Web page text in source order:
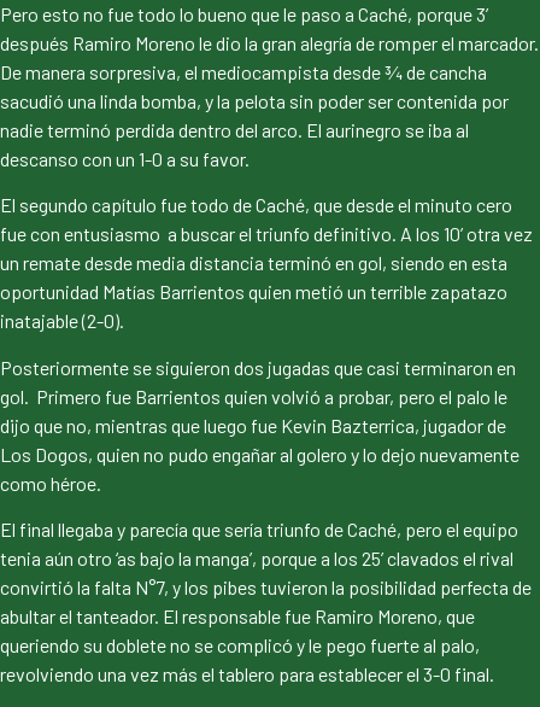
Pero esto no fue todo lo bueno que le paso a Caché, porque 3’
después Ramiro Moreno le dio la gran alegría de romper el marcador.
De manera sorpresiva, el mediocampista desde ¾ de cancha
sacudió una linda bomba, y la pelota sin poder ser contenida por
nadie terminó perdida dentro del arco. El aurinegro se iba al
descanso con un 1-0 a su favor.
El segundo capítulo fue todo de Caché, que desde el minuto cero
fue con entusiasmo a buscar el triunfo definitivo. A los 10’ otra vez
un remate desde media distancia terminó en gol, siendo en esta
oportunidad Matías Barrientos quien metió un terrible zapatazo
inatajable (2-0).
Posteriormente se siguieron dos jugadas que casi terminaron en
gol. Primero fue Barrientos quien volvió a probar, pero el palo le
dijo que no, mientras que luego fue Kevin Bazterrica, jugador de
Los Dogos, quien no pudo engañar al golero y lo dejo nuevamente
como héroe.
El final llegaba y parecía que sería triunfo de Caché, pero el equipo
tenia aún otro ‘as bajo la manga’, porque a los 25’ clavados el rival
convirtió la falta N°7, y los pibes tuvieron la posibilidad perfecta de
abultar el tanteador. El responsable fue Ramiro Moreno, que
queriendo su doblete no se complicó y le pego fuerte al palo,
revolviendo una vez más el tablero para establecer el 3-0 final.